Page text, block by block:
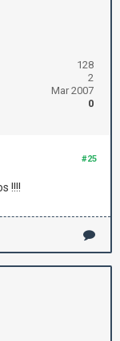
128
2
Mar 2007
0
#25
!!!!